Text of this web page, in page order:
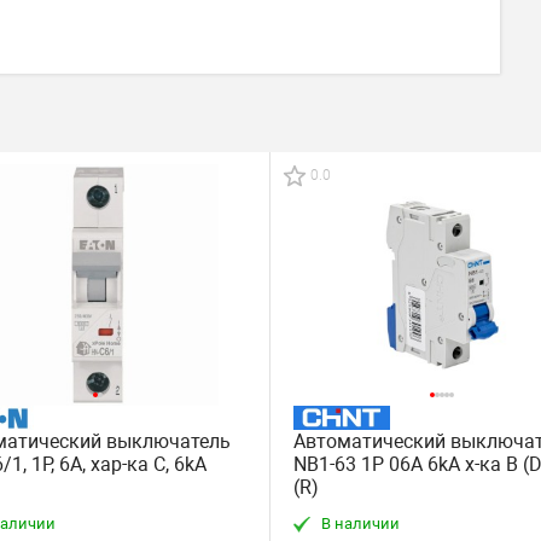
выключатель
1, 1Р, 6А, хар-ка С, 6kA
0.0
Автоматический
NB1-63 1P 06A 6kA х-ка B
(R)
В наличии